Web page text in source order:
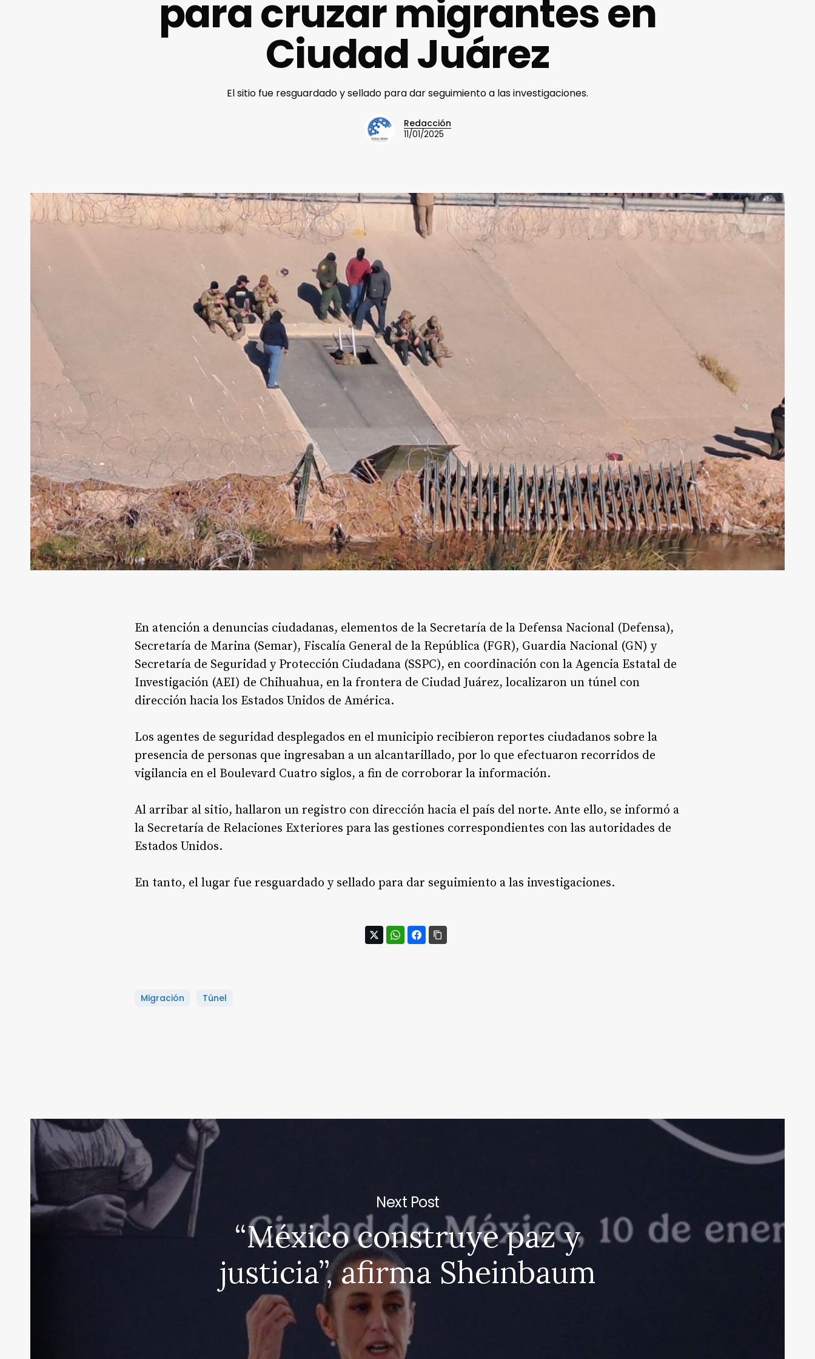
para cruzar migrantes en
Ciudad Juárez
El sitio fue resguardado y sellado para dar seguimiento a las investigaciones.
Redacción
11/01/2025
En atención a denuncias ciudadanas, elementos de la Secretaría de la Defensa Nacional (Defensa),
Secretaría de Marina (Semar), Fiscalía General de la República (FGR), Guardia Nacional (GN) y
Secretaría de Seguridad y Protección Ciudadana (SSPC), en coordinación con la Agencia Estatal de
Investigación (AEI) de Chihuahua, en la frontera de Ciudad Juárez, localizaron un túnel con
dirección hacia los Estados Unidos de América.
Los agentes de seguridad desplegados en el municipio recibieron reportes ciudadanos sobre la
presencia de personas que ingresaban a un alcantarillado, por lo que efectuaron recorridos de
vigilancia en el Boulevard Cuatro siglos, a fin de corroborar la información.
Al arribar al sitio, hallaron un registro con dirección hacia el país del norte. Ante ello, se informó a
la Secretaría de Relaciones Exteriores para las gestiones correspondientes con las autoridades de
Estados Unidos.
En tanto, el lugar fue resguardado y sellado para dar seguimiento a las investigaciones.
Migración Túnel
Next Post
“México construye paz y
justicia”, afirma Sheinbaum